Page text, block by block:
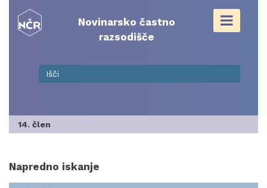
content
Novinarsko častno
razsodišče
14. člen
Napredno iskanje